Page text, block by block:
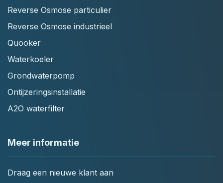
Reverse Osmose particulier
Reverse Osmose industrieel
Quooker
Waterkoeler
Grondwaterpomp
Ontijzeringsinstallatie
A2O waterfilter
Meer informatie
Draag een nieuwe klant aan